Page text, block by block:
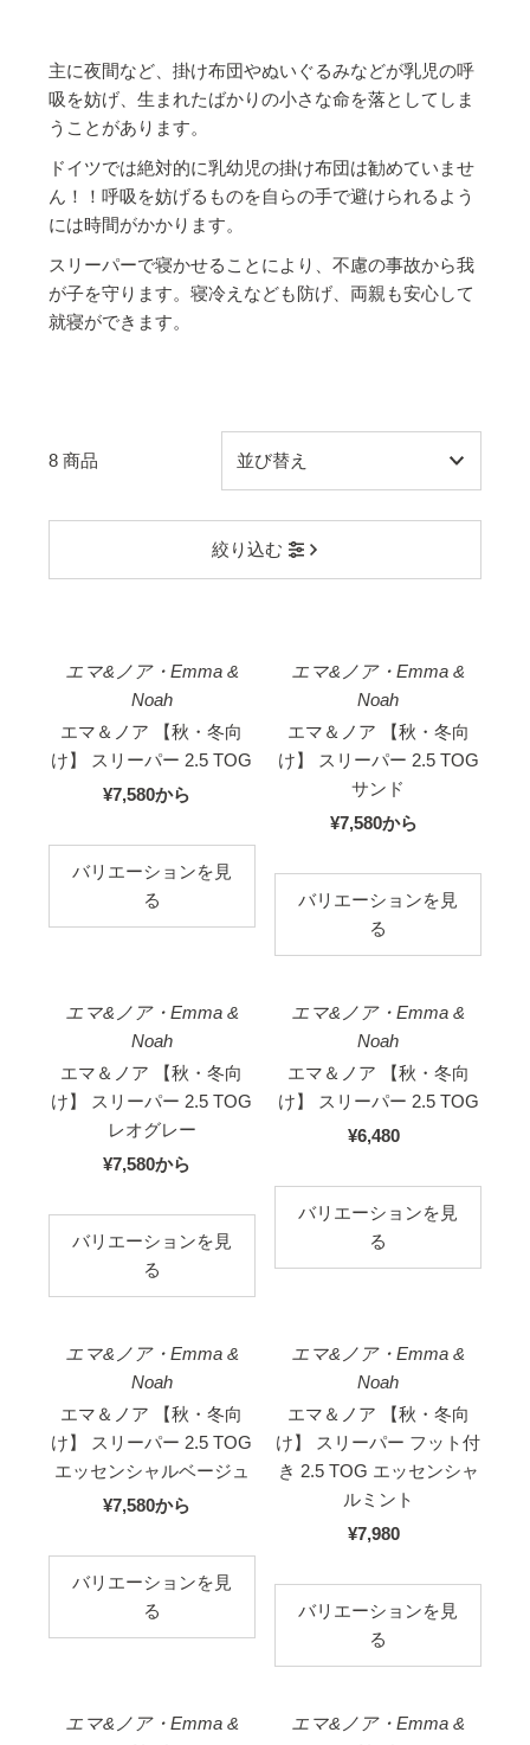
主に夜間など、掛け布団やぬいぐるみなどが乳児の呼
吸を妨げ、生まれたばかりの小さな命を落としてしま
うことがあります。
ドイツでは絶対的に乳幼児の掛け布団は勧めていませ
ん！！呼吸を妨げるものを自らの手で避けられるよう
には時間がかかります。
スリーパーで寝かせることにより、不慮の事故から我
が子を守ります。寝冷えなども防げ、両親も安心して
就寝ができます。
絞り込む
8 商品
関連性が最も高い
アルファベット順, Z-A
価格の高い順
新着順
エマ&ノア・Emma &
Noah
エマ＆ノア 【秋・冬向
け】 スリーパー 2.5 TOG
国
価
格
¥7,580から
バリエーションを見
る
エマ&ノア・Emma &
Noah
エマ＆ノア 【秋・冬向
け】 スリーパー 2.5 TOG
サンド
国
価
格
¥7,580から
バリエーションを見
る
エマ&ノア・Emma &
Noah
エマ＆ノア 【秋・冬向
け】 スリーパー 2.5 TOG
レオグレー
国
価
格
¥7,580から
バリエーションを見
る
エマ&ノア・Emma &
Noah
エマ＆ノア 【秋・冬向
け】 スリーパー 2.5 TOG
国
価
格
¥6,480
バリエーションを見
る
エマ&ノア・Emma &
Noah
エマ＆ノア 【秋・冬向
け】 スリーパー 2.5 TOG
エッセンシャルベージュ
国
価
格
¥7,580から
バリエーションを見
る
エマ&ノア・Emma &
Noah
エマ＆ノア 【秋・冬向
け】 スリーパー フット付
き 2.5 TOG エッセンシャ
ルミント
国
価
格
¥7,980
バリエーションを見
る
エマ&ノア・Emma &
エマ&ノア・Emma &